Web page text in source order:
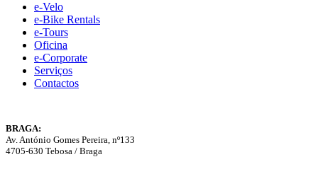
e-Velo
e-Bike Rentals
e-Tours
Oficina
e-Corporate
Serviços
Contactos
BRAGA:
Av. António Gomes Pereira, nº133
4705-630 Tebosa / Braga